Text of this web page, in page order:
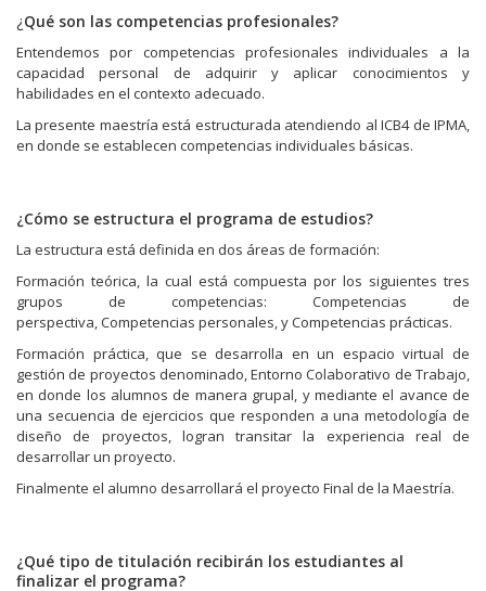
¿Qué son las competencias profesionales?
Entendemos por competencias profesionales individuales a la
capacidad personal de adquirir y aplicar conocimientos y
habilidades en el contexto adecuado.
La presente maestría está estructurada atendiendo al ICB4 de IPMA,
en donde se establecen competencias individuales básicas.
¿Cómo se estructura el programa de estudios?
La estructura está definida en dos áreas de formación:
Formación teórica, la cual está compuesta por los siguientes tres
grupos de competencias: Competencias de
perspectiva, Competencias personales, y Competencias prácticas.
Formación práctica, que se desarrolla en un espacio virtual de
gestión de proyectos denominado, Entorno Colaborativo de Trabajo,
en donde los alumnos de manera grupal, y mediante el avance de
una secuencia de ejercicios que responden a una metodología de
diseño de proyectos, logran transitar la experiencia real de
desarrollar un proyecto.
Finalmente el alumno desarrollará el proyecto Final de la Maestría.
¿Qué tipo de titulación recibirán los estudiantes al
finalizar el programa?